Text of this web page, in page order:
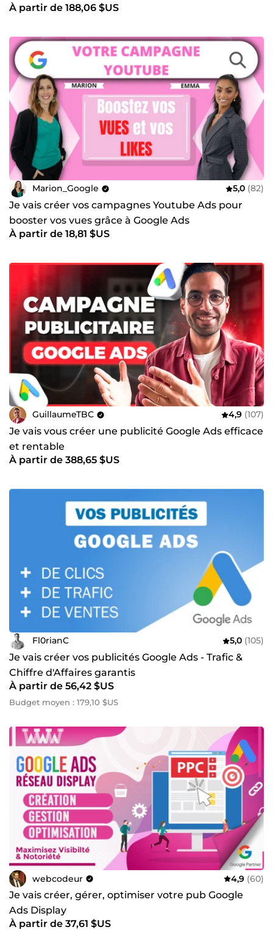
À partir de 188,06 $US
Marion_Google 5,0 (82)
Je vais créer vos campagnes Youtube Ads pour
booster vos vues grâce à Google Ads
À partir de 18,81 $US
GuillaumeTBC 4,9 (107)
Je vais vous créer une publicité Google Ads efficace
et rentable
À partir de 388,65 $US
Fl0rianC 5,0 (105)
Je vais créer vos publicités Google Ads - Trafic &
Chiffre d'Affaires garantis
À partir de 56,42 $US
Budget moyen : 179,10 $US
webcodeur 4,9 (60)
Je vais créer, gérer, optimiser votre pub Google
Ads Display
À partir de 37,61 $US